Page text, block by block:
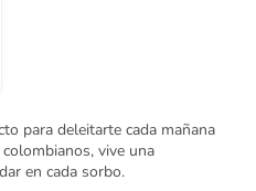
para deleitarte cada mañana
vive una
en cada sorbo.